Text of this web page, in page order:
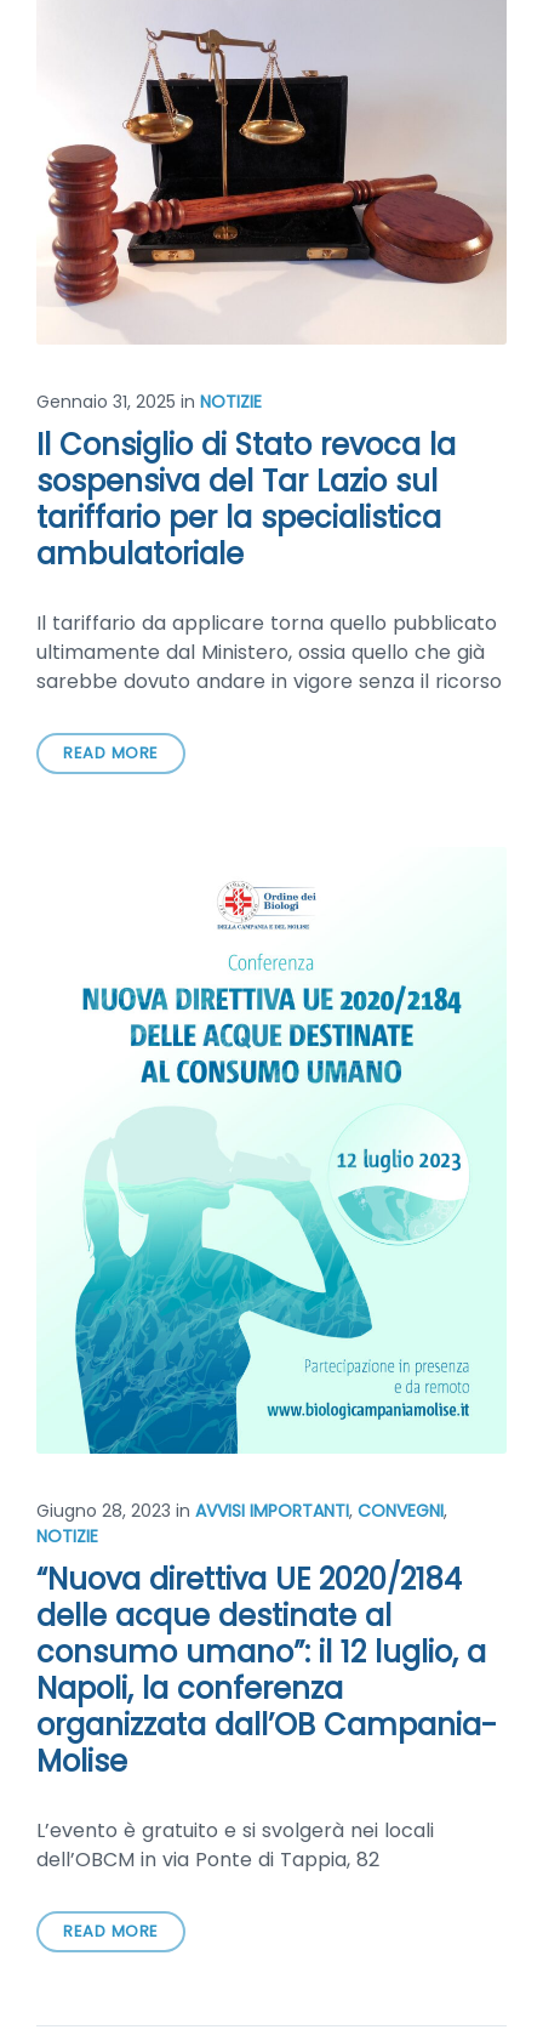
Gennaio 31, 2025 in NOTIZIE
Il Consiglio di Stato revoca la
sospensiva del Tar Lazio sul
tariffario per la specialistica
ambulatoriale
Il tariffario da applicare torna quello pubblicato
ultimamente dal Ministero, ossia quello che già
sarebbe dovuto andare in vigore senza il ricorso
READ MORE
Giugno 28, 2023 in AVVISI IMPORTANTI, CONVEGNI,
NOTIZIE
“Nuova direttiva UE 2020/2184
delle acque destinate al
consumo umano”: il 12 luglio, a
Napoli, la conferenza
organizzata dall’OB Campania-
Molise
L’evento è gratuito e si svolgerà nei locali
dell’OBCM in via Ponte di Tappia, 82
READ MORE